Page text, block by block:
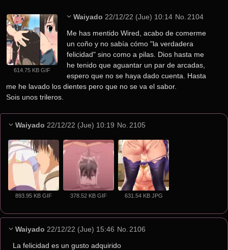
614.75 KB GIF
Waiyado 22/12/22 (Jue) 10:14 No. 2104
Me has mentido Wired, acabo de comerme
un coño y no sabía cómo "la verdadera
felicidad" sino como a pilas. Dios hasta me
he tenido que aguantar un par de arcadas,
espero que no se haya dado cuenta. Hasta
me he lavado los dientes pero que no se va el sabor.
Sois unos trileros.
Waiyado 22/12/22 (Jue) 10:19 No. 2105
893.95 KB GIF 378.52 KB GIF 631.54 KB JPG
Waiyado 22/12/22 (Jue) 15:46 No. 2106
La felicidad es un gusto adquirido